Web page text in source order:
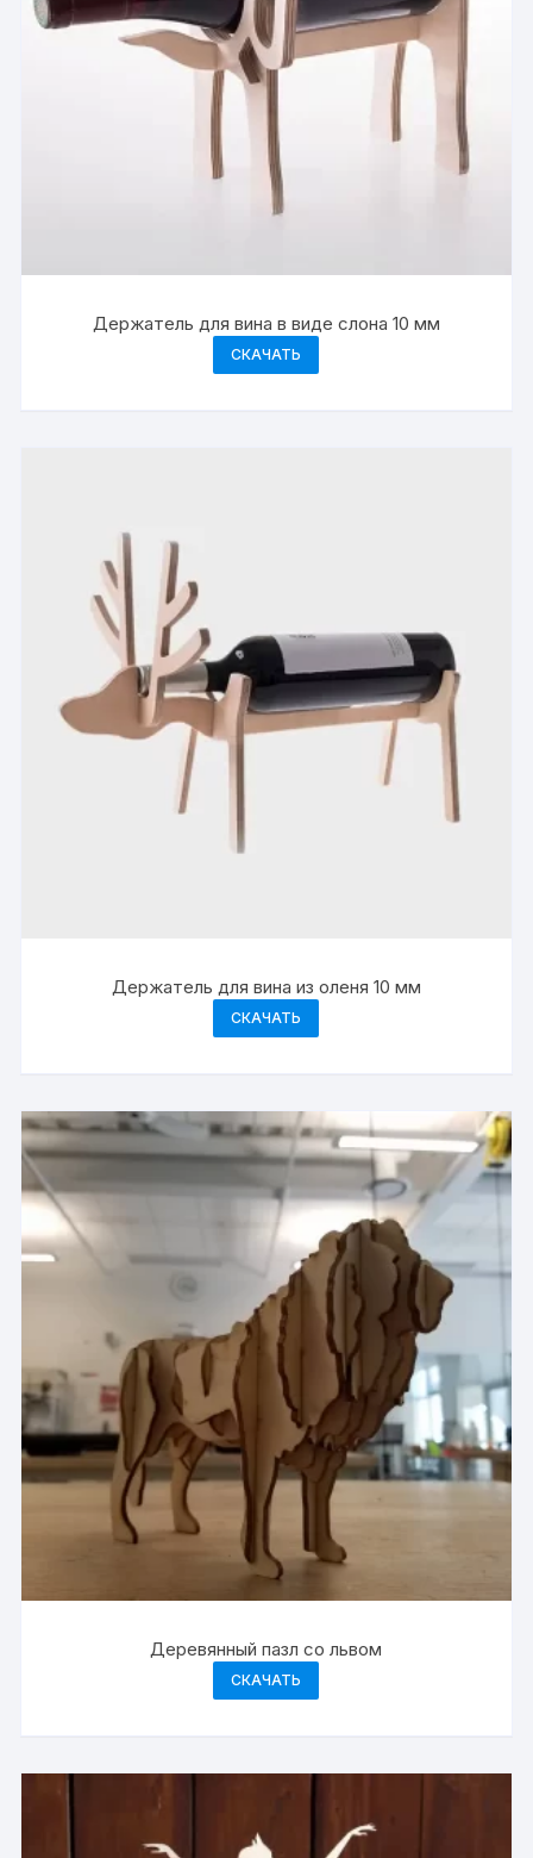
Держатель для вина в виде слона 10 мм
СКАЧАТЬ
Держатель для вина из оленя 10 мм
СКАЧАТЬ
Деревянный пазл со львом
СКАЧАТЬ